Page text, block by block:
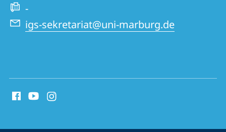
-
igs-sekretariat@uni-marburg.de
Media